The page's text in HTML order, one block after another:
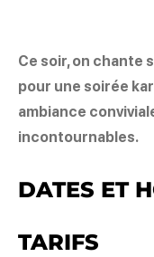
Ce soir, on chante
pour une soirée
ambiance
incontournables.
DATES ET
TARIFS